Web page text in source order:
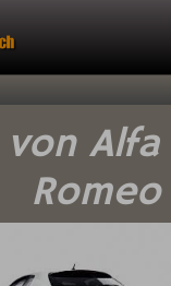
Alfa
Romeo